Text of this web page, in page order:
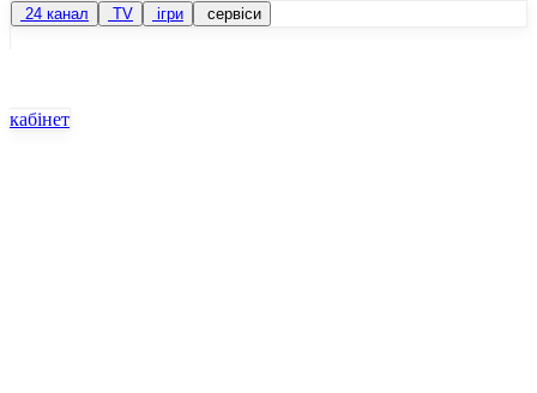
24 канал
TV ігри сервіси
кабінет